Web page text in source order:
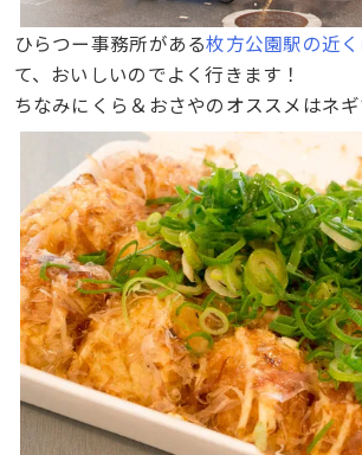
ひらつー事務所がある枚方公園駅の近
て、おいしいのでよく行きます！
ちなみにくら＆おさやのオススメはネギ